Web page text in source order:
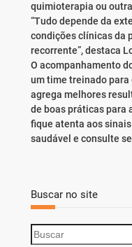
quimioterapia ou
“Tudo depende da
condições clínicas da
recorrente”, destaca
O acompanhamento
um time treinado
agrega melhores
de boas práticas para
fique atenta aos
saudável e consulte
Buscar no site
S